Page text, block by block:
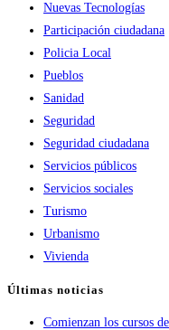
Nuevas Tecnologías
Participación ciudadana
Policia Local
Pueblos
Sanidad
Seguridad
Seguridad ciudadana
Servicios públicos
Servicios sociales
Turismo
Urbanismo
Vivienda
Últimas noticias
Comienzan los cursos